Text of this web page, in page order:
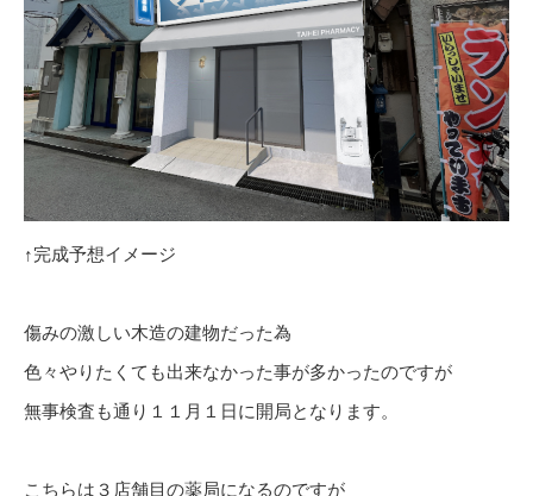
↑完成予想イメージ
傷みの激しい木造の建物だった為
色々やりたくても出来なかった事が多かったのですが
無事検査も通り１１月１日に開局となります。
こちらは３店舗目の薬局になるのですが